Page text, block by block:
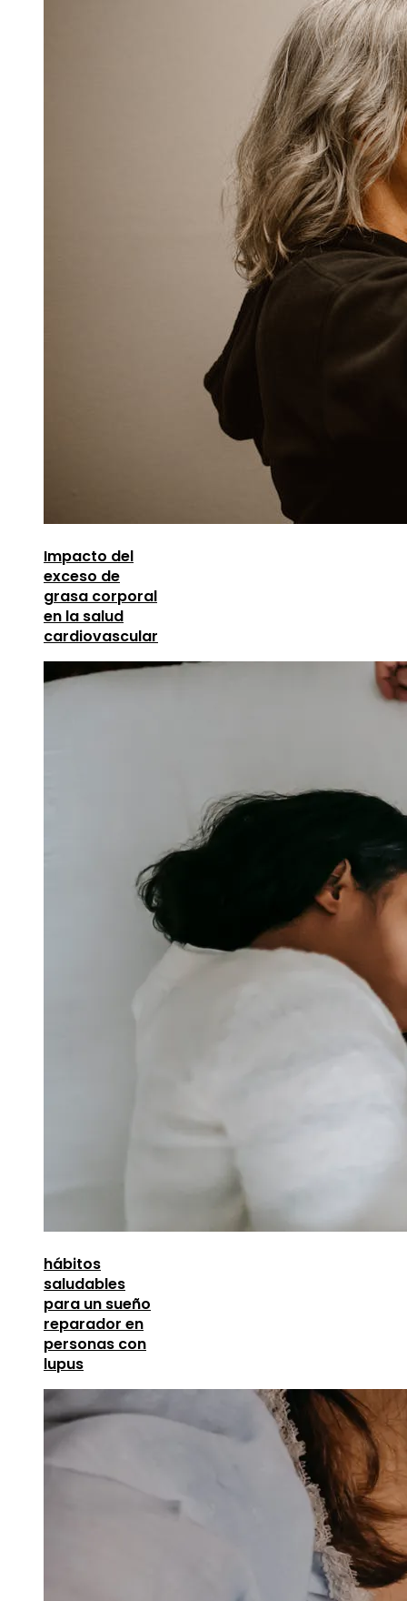
Impacto del
exceso de
grasa corporal
en la salud
cardiovascular
hábitos
saludables
para un sueño
reparador en
personas con
lupus